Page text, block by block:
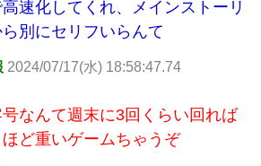
速化してくれ、メインストーリ
別にセリフいらんて
2024/07/17(水) 18:58:47.74
なんて週末に3回くらい回れば
ど重いゲームちゃうぞ